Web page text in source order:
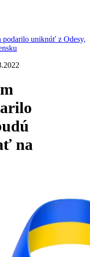
podarilo uniknúť z Odesy,
na